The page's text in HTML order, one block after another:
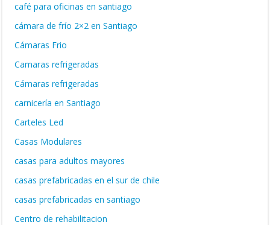
café para oficinas en santiago
cámara de frío 2×2 en Santiago
Cámaras Frio
Camaras refrigeradas
Cámaras refrigeradas
carnicería en Santiago
Carteles Led
Casas Modulares
casas para adultos mayores
casas prefabricadas en el sur de chile
casas prefabricadas en santiago
Centro de rehabilitacion